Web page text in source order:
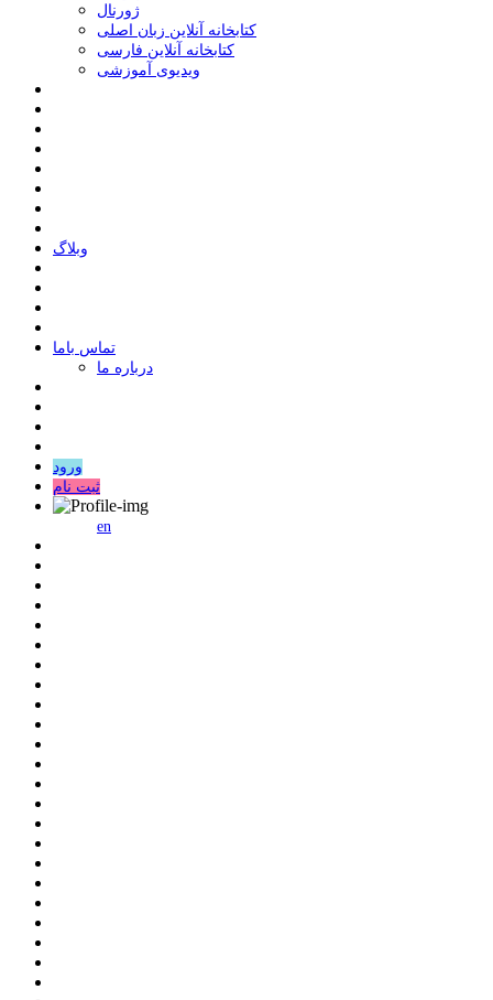
ﮊﻭﺭﻧﺎﻝ
کتابخانه آنلاین زبان اصلی
کتابخانه آنلاین فارسی
ویدیوی آموزشی
وبلاگ
ﺗﻤﺎﺱ ﺑﺎﻣﺎ
درباره ما
ورود
ثبت نام
en